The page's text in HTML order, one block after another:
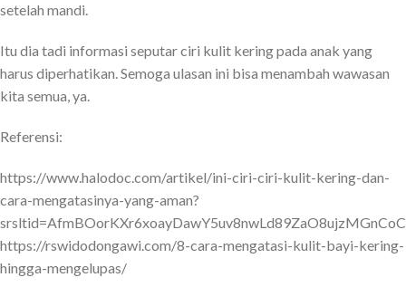
setelah mandi.
Itu dia tadi informasi seputar ciri kulit kering pada anak yang
harus diperhatikan. Semoga ulasan ini bisa menambah wawasan
kita semua, ya.
Referensi:
https://www.halodoc.com/artikel/ini-ciri-ciri-kulit-kering-dan-
cara-mengatasinya-yang-aman?
https://rswidodongawi.com/8-cara-mengatasi-kulit-bayi-kering-
hingga-mengelupas/